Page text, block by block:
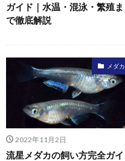
ガイド｜水温・混泳・繁殖ま
で徹底解説
メダカ
2022年11月2日
流星メダカの飼い方完全ガイ